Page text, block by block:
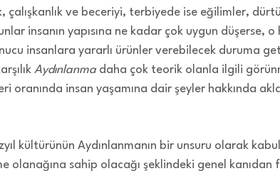
ve beceriyi, terbiyede ise eğilimler,
insanın yapısına ne kadar çok uygun düşerse,
sonucu insanlara yararlı ürünler verebilecek duruma
Aydınlanma daha çok teorik olanla ilgili
oranında insan yaşamına dair şeyler hakkında
kültürünün Aydınlanmanın bir unsuru olarak
olanağına sahip olacağı şeklindeki genel kanıdan